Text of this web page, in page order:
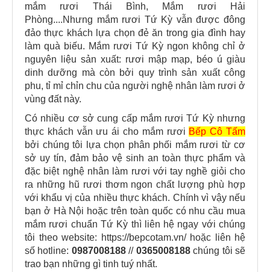
mắm rươi Thái Bình, Mắm rươi Hải
Phòng....Nhưng mắm rươi Tứ Kỳ vẫn được đông
đảo thực khách lựa chọn đẻ ăn trong gia đình hay
làm quà biếu. Mắm rươi Tứ Kỳ ngon không chỉ ở
nguyên liệu sản xuất: rươi mập mạp, béo ú giàu
dinh dưỡng mà còn bởi quy trình sản xuất công
phu, tỉ mỉ chỉn chu của người nghệ nhân làm rươi ở
vùng đất này.
Có nhiều cơ sở cung cấp mắm rươi Tứ Kỳ nhưng
thực khách vẫn ưu ái cho mắm rươi Bếp Cô Tấm
bởi chúng tôi lựa chọn phân phối mắm rươi từ cơ
sở uy tín, đảm bảo vệ sinh an toàn thực phẩm và
đặc biệt nghệ nhân làm rươi với tay nghề giỏi cho
ra những hũ rươi thơm ngon chất lượng phù hợp
với khẩu vị của nhiều thực khách. Chính vì vậy nếu
bạn ở Hà Nội hoặc trên toàn quốc có nhu cầu mua
mắm rươi chuẩn Tứ Kỳ thì liên hệ ngay với chúng
tôi theo website: https://bepcotam.vn/hoặc liên hệ
số hotline: 0987008188// 0365008188chúng tôi sẽ
trao bạn những gì tinh tuý nhất.